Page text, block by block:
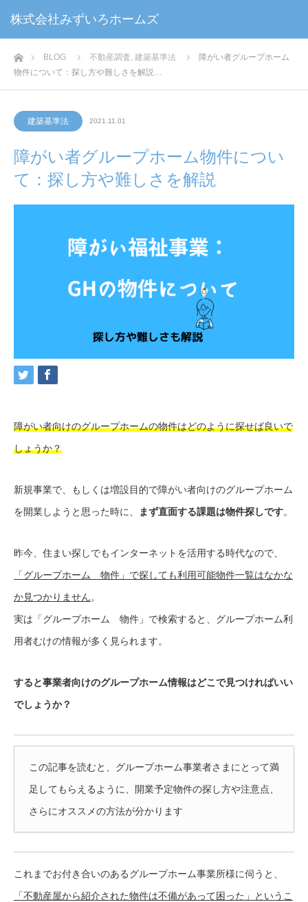
株式会社みずいろホームズ
ホームBLOG 不動産調査, 建築基準法
障がい者グループホーム
物件について：探し方や難しさを解説…
建築基準法 2021.11.01
障がい者グループホーム物件につい
て：探し方や難しさを解説
障がい者向けのグループホームの物件はどのように探せば良いで
しょうか？
新規事業で、もしくは増設目的で障がい者向けのグループホーム
を開業しようと思った時に、
まず直面する課題は物件探しです。
昨今、住まい探しでもインターネットを活用する時代なので、
「グループホーム 物件」で探しても利用可能物件一覧はなかな
か見つかりません。
実は「グループホーム 物件」で検索すると、グループホーム利
用者むけの情報が多く見られます。
すると事業者向けのグループホーム情報はどこで見つければいい
でしょうか？
この記事を読むと、グループホーム事業者さまにとって満
足してもらえるように、開業予定物件の探し方や注意点、
さらにオススメの方法が分かります
これまでお付き合いのあるグループホーム事業所様に伺うと、
「不動産屋から紹介された物件は不備があって困った」というこ